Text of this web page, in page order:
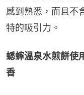
感到熟悉，而且不
特的吸引力。
蟋蟀溫泉水煎餅使
香